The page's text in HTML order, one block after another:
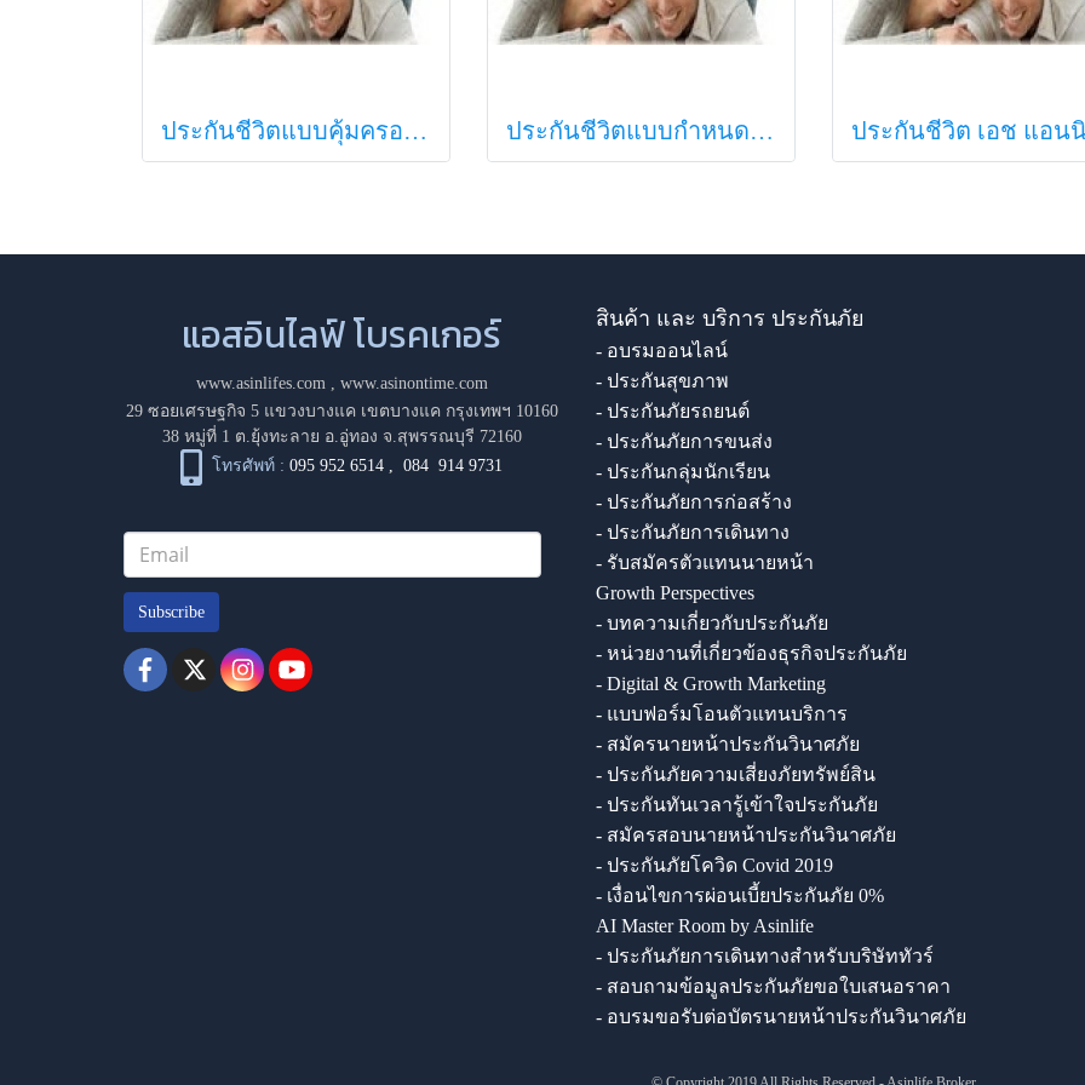
ประกันชีวิตแบบคุ้มครองตลอดชีพ ประกันชีวิตแบบกำหนดระยะเวลา
แอสอินไลฟ์ โบรคเกอร์
www.asinlifes.com, www.asinontime.com
29 ซอยเศรษฐกิจ 5 แขวงบางแค เขตบางแค กรุงเทพฯ 10160
38 หมู่ที่ 1 ต.ยุ้งทะลาย อ.อู่ทอง จ.สุพรรณบุรี 72160
โทรศัพท์ : 095 952 6514 ,084 914 9731
Subscribe
สินค้า และ บริการ ประกันภัย
- อบรมออนไลน์
- ประกันสุขภาพ
- ประกันภัยรถยนต์
- ประกันภัยการขนส่ง
- ประกันกลุ่มนักเรียน
- ประกันภัยการก่อสร้าง
- ประกันภัยการเดินทาง
- รับสมัครตัวแทนนายหน้า
Growth Perspectives
- บทความเกี่ยวกับประกันภัย
- หน่วยงานที่เกี่ยวข้องธุรกิจประกันภัย
- Digital & Growth Marketing
- แบบฟอร์มโอนตัวแทนบริการ
- สมัครนายหน้าประกันวินาศภัย
- ประกันภัยความเสี่ยงภัยทรัพย์สิน
- ประกันทันเวลารู้เข้าใจประกันภัย
- สมัครสอบนายหน้าประกันวินาศภัย
- ประกันภัยโควิด Covid 2019
- เงื่อนไขการผ่อนเบี้ยประกันภัย 0%
AI Master Room by Asinlife
- ประกันภัยการเดินทางสำหรับบริษัททัวร์
- สอบถามข้อมูลประกันภัยขอใบเสนอราคา
- อบรมขอรับต่อบัตรนายหน้าประกันวินาศภัย